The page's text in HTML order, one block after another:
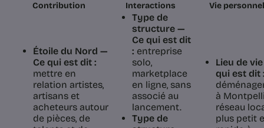
Contribution Interactions Vie
Étoile du Nord —
Ce qui est dit :
mettre en
relation artistes,
artisans et
acheteurs autour
de pièces, de
Type de
structure —
Ce qui est dit
: entreprise
solo,
marketplace
en ligne, sans
associé au
lancement.
Type de
Lieu de
qui est dit
à
réseau
plus petit